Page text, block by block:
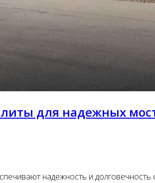
для надежных
надежность и